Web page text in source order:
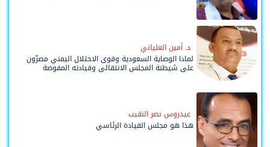
د. أمين العلياني
لماذا الوصاية السعودية وقوى الاحتلال اليمني مصرّون
على شيطنة المجلس الانتقالي وقيادته المفوضة
وحواضنه الشعبية؟
عيدروس نصر النقيب
هذا هو مجلس القيادة الرئاسي